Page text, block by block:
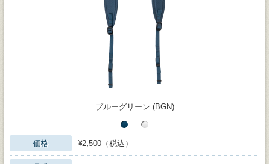
ブルーグリーン (BGN)
価格 ¥2,500（税込）